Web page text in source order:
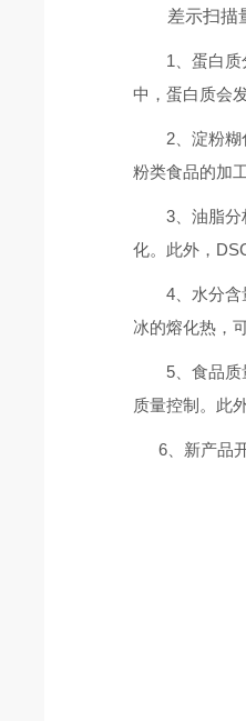
差示扫描
1、蛋白质分
中，蛋白质会
2、淀粉糊化
粉类食品的加
3、油脂分析
化。此外，
4、水分含量
冰的熔化热，
5、食品质量
质量控制。此
6、新产品开